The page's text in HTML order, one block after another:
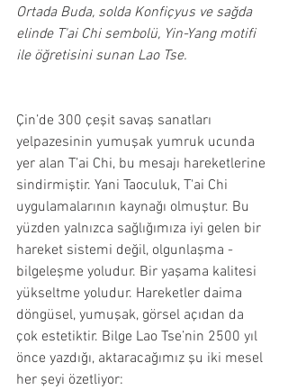
Ortada Buda, solda Konfiçyus ve sağda
elinde T'ai Chi sembolü, Yin-Yang motifi
ile öğretisini sunan Lao Tse.
Çin’de 300 çeşit savaş sanatları
yelpazesinin yumuşak yumruk ucunda
yer alan T’ai Chi, bu mesajı hareketlerine
sindirmiştir. Yani Taoculuk, T'ai Chi
uygulamalarının kaynağı olmuştur. Bu
yüzden yalnızca sağlığımıza iyi gelen bir
hareket sistemi değil, olgunlaşma -
bilgeleşme yoludur. Bir yaşama kalitesi
yükseltme yoludur. Hareketler daima
döngüsel, yumuşak, görsel açıdan da
çok estetiktir. Bilge Lao Tse’nin 2500 yıl
önce yazdığı, aktaracağımız şu iki mesel
her şeyi özetliyor: